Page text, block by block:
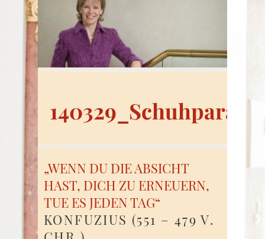
„WENN DU DIE ABSICHT
HAST, DICH ZU ERNEUERN,
TUE ES JEDEN TAG“
KONFUZIUS (551 – 479 V.